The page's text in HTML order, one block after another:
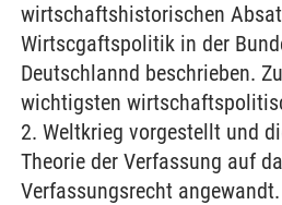
wirtschaftshistorischen
Wirtscgaftspolitik in der
Deutschlannd beschrieben.
wichtigsten
2. Weltkrieg vorgestellt und
Theorie der Verfassung auf
Verfassungsrecht